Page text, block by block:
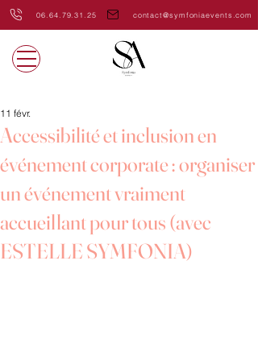
06.64.79.31.25 contact@symfoniaevents.com
Accessibilité et inclusion en
événement corporate : organiser
un événement vraiment
accueillant pour tous (avec
ESTELLE SYMFONIA)
11 févr.